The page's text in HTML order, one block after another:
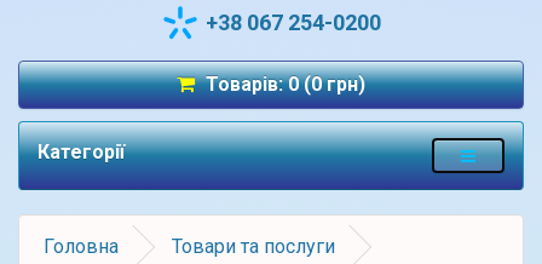
+38 067 254-0200
Товарів: 0 (0 грн)
Категорії
Головна
Товари та послуги